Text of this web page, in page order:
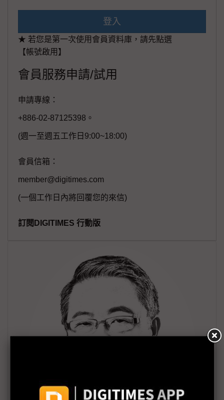
登入
★ 若您是第一次使用會員資料庫，請先點選
【帳號啟用】
會員服務申請/試用
申請專線：
+886-02-87125398。
(週一至週五工作日9:00~18:00)
會員信箱：
member@digitimes.com
(一個工作日內將回覆您的來信)
訂閱DIGITIMES 行動版